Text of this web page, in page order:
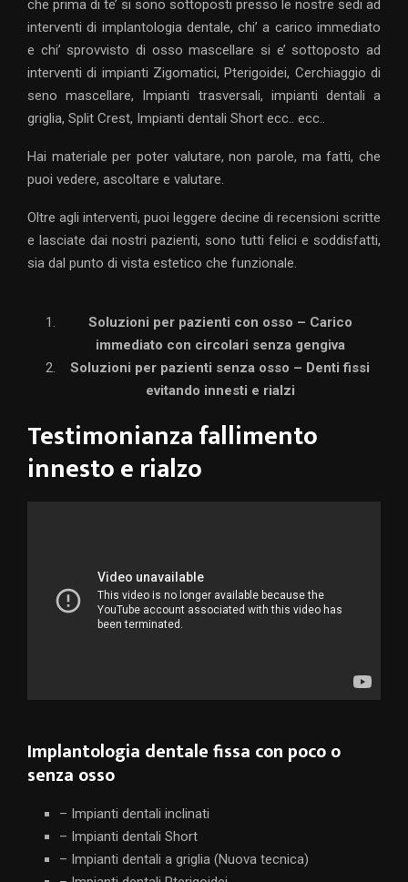
che prima di te’ si sono sottoposti presso le nostre sedi ad
interventi di implantologia dentale, chi’ a carico immediato
e chi’ sprovvisto di osso mascellare si e’ sottoposto ad
interventi di impianti Zigomatici, Pterigoidei, Cerchiaggio di
seno mascellare, Impianti trasversali, impianti dentali a
griglia, Split Crest, Impianti dentali Short ecc.. ecc..
Hai materiale per poter valutare, non parole, ma fatti, che
puoi vedere, ascoltare e valutare.
Oltre agli interventi, puoi leggere decine di recensioni scritte
e lasciate dai nostri pazienti, sono tutti felici e soddisfatti,
sia dal punto di vista estetico che funzionale.
Soluzioni per pazienti con osso – Carico
immediato con circolari senza gengiva
Soluzioni per pazienti senza osso – Denti fissi
evitando innesti e rialzi
Testimonianza fallimento
innesto e rialzo
Implantologia dentale fissa con poco o
senza osso
– Impianti dentali inclinati
– Impianti dentali Short
– Impianti dentali a griglia (Nuova tecnica)